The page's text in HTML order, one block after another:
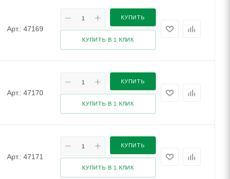
Арт.: 47169
КУПИТЬ
КУПИТЬ В 1 КЛИК
Арт.: 47170
КУПИТЬ
КУПИТЬ В 1 КЛИК
Арт.: 47171
КУПИТЬ
КУПИТЬ В 1 КЛИК